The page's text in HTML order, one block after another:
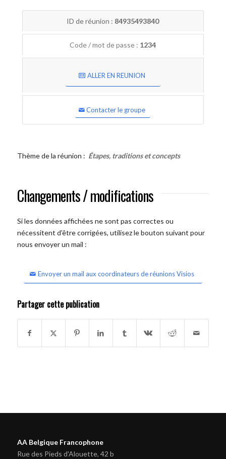
ID de réunion : 84935493840
Code / mot de passe : 1234
ALLER EN REUNION
Contacter le groupe
Thème de la réunion : Étapes, traditions et concepts
Changements / modifications
Si les données affichées ne sont pas correctes ou
nécessitent d'être corrigées, utilisez le bouton suivant pour
nous envoyer un mail :
Envoyer un mail aux coordinateurs de réunions Visios
Partager cette publication
AA Belgique Francophone
Rue des Pieds d'Alouette, 42 b